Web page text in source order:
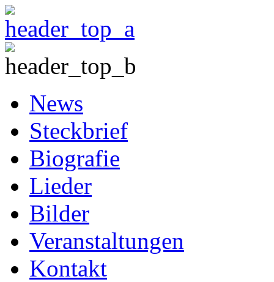
News
Steckbrief
Biografie
Lieder
Bilder
Veranstaltungen
Kontakt